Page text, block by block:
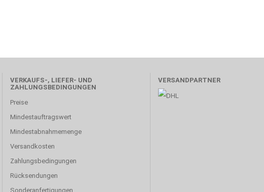
VERKAUFS-, LIEFER- UND
ZAHLUNGSBEDINGUNGEN
Preise
Mindestauftragswert
Mindestabnahmemenge
Versandkosten
Zahlungsbedingungen
Rücksendungen
Sonderanfertigungen
VERSANDPARTNER